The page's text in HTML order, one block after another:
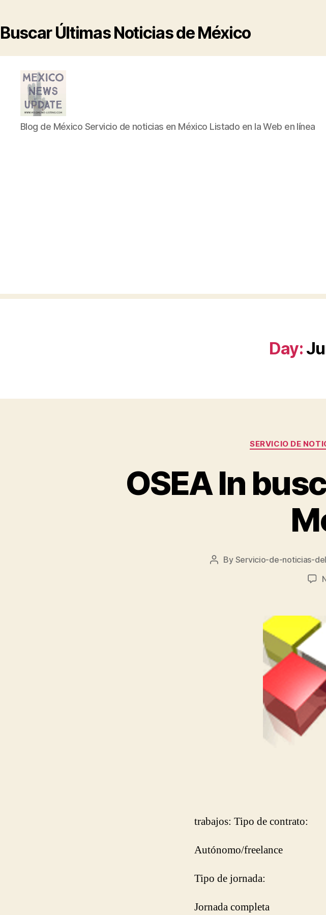
Buscar Últimas Noticias de México
Blog
de
Blog de México Servicio de noticias en México Listado en la Web en línea
Day:
SERVICIO DE
OSEA In
Post
By Servicio-de-noticias-
trabajos: Tipo de contrato:
Autónomo/freelance
Tipo de jornada:
Jornada completa